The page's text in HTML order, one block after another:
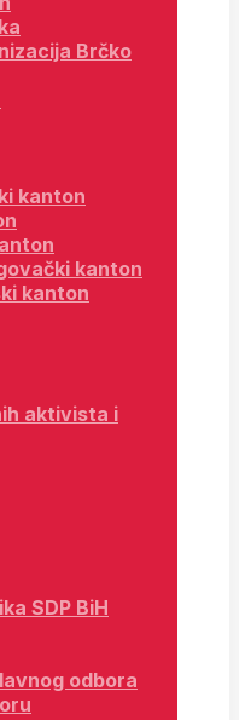
Brčko
kanton
kanton
kanton
aktivista i
SDP BiH
odbora